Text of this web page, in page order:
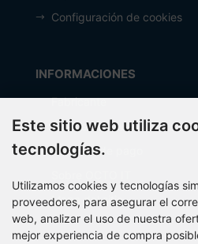
Configuración de cookies
INFORMACIONES
Fabricante
Costos de envío
Métodos de pago
Mapa del sitio
Este sitio web utiliza
tecnologías.
Utilizamos cookies y tecnologías
proveedores, para asegurar el
web, analizar el uso de nuestra
mejor experiencia de compra